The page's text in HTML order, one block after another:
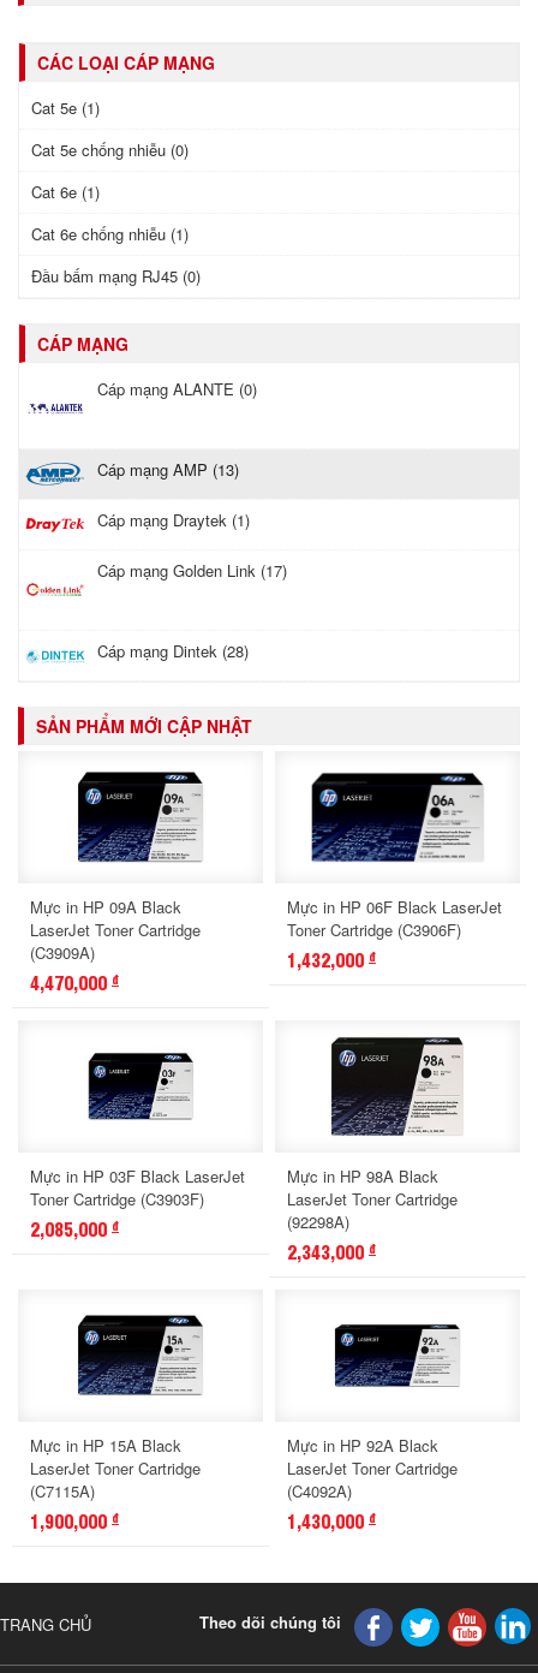
CÁC LOẠI CÁP MẠNG
Cat 5e (1)
Cat 5e chống nhiễu (0)
Cat 6e (1)
Cat 6e chống nhiễu (1)
Đầu bấm mạng RJ45 (0)
CÁP MẠNG
Cáp mạng ALANTE (0)
Cáp mạng AMP (13)
Cáp mạng Draytek (1)
Cáp mạng Golden Link (17)
Cáp mạng Dintek (28)
SẢN PHẨM MỚI CẬP NHẬT
Mực in HP 09A Black
LaserJet Toner Cartridge
(C3909A)
4,470,000 đ
Mực in HP 06F Black LaserJet
Toner Cartridge (C3906F)
1,432,000 đ
Mực in HP 03F Black LaserJet
Toner Cartridge (C3903F)
2,085,000 đ
Mực in HP 98A Black
LaserJet Toner Cartridge
(92298A)
2,343,000 đ
Mực in HP 15A Black
LaserJet Toner Cartridge
(C7115A)
1,900,000 đ
Mực in HP 92A Black
LaserJet Toner Cartridge
(C4092A)
1,430,000 đ
TRANG CHỦ Theo dõi chúng tôi